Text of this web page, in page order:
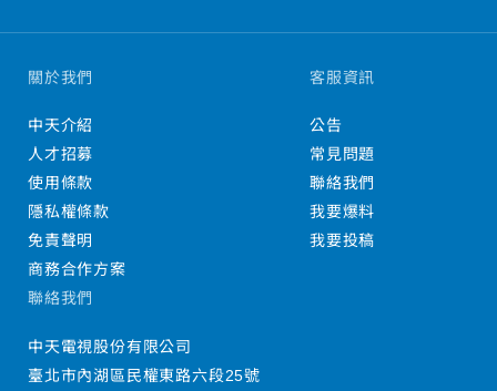
關於我們
中天介紹
人才招募
使用條款
隱私權條款
免責聲明
商務合作方案
客服資訊
公告
常見問題
聯絡我們
我要爆料
我要投稿
聯絡我們
中天電視股份有限公司
臺北市內湖區民權東路六段25號